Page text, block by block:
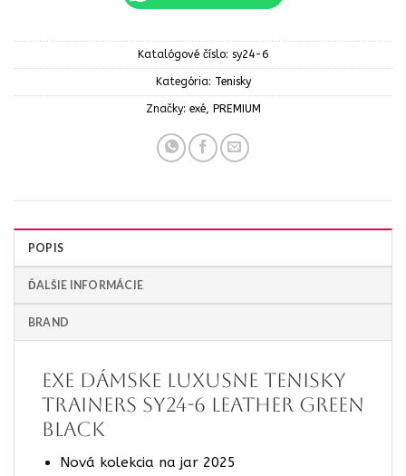
Katalógové číslo: sy24-6
Kategória: Tenisky
Značky: exé, PREMIUM
POPIS
ĎALŠIE INFORMÁCIE
BRAND
EXE Dámske luxusne tenisky
Trainers SY24-6 LEATHER GREEN
BLACK
Nová kolekcia na jar 2025